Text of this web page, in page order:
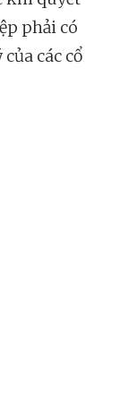
phải có
các cổ